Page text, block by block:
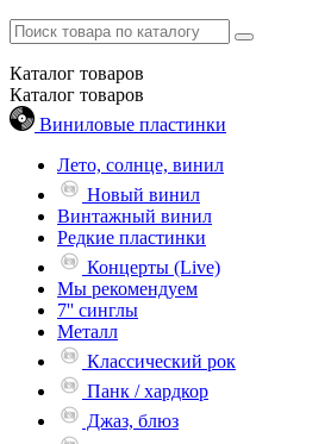
Каталог товаров
Каталог товаров
Виниловые пластинки
Лето, солнце, винил
Новый винил
Винтажный винил
Редкие пластинки
Концерты (Live)
Мы рекомендуем
7'' синглы
Металл
Классический рок
Панк / хардкор
Джаз, блюз